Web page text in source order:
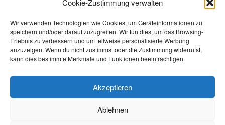
Cookie-Zustimmung verwalten
Wir verwenden Technologien wie Cookies, um Geräteinformationen zu
speichern und/oder darauf zuzugreifen. Wir tun dies, um das Browsing-
Erlebnis zu verbessern und um teilweise personalisierte Werbung
anzuzeigen. Wenn du nicht zustimmst oder die Zustimmung widerrufst,
kann dies bestimmte Merkmale und Funktionen beeinträchtigen.
Akzeptieren
Ablehnen
18. JULI 2026